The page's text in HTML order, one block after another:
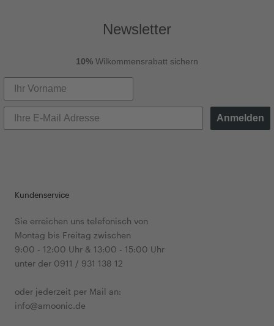
Newsletter
10% Wilkommensrabatt sichern
Anmelden
Kundenservice
Sie erreichen uns telefonisch von
Montag bis Freitag zwischen
9:00 - 12:00 Uhr & 13:00 - 15:00 Uhr
unter der 0911 / 931 138 12
oder jederzeit per Mail an:
info@amoonic.de